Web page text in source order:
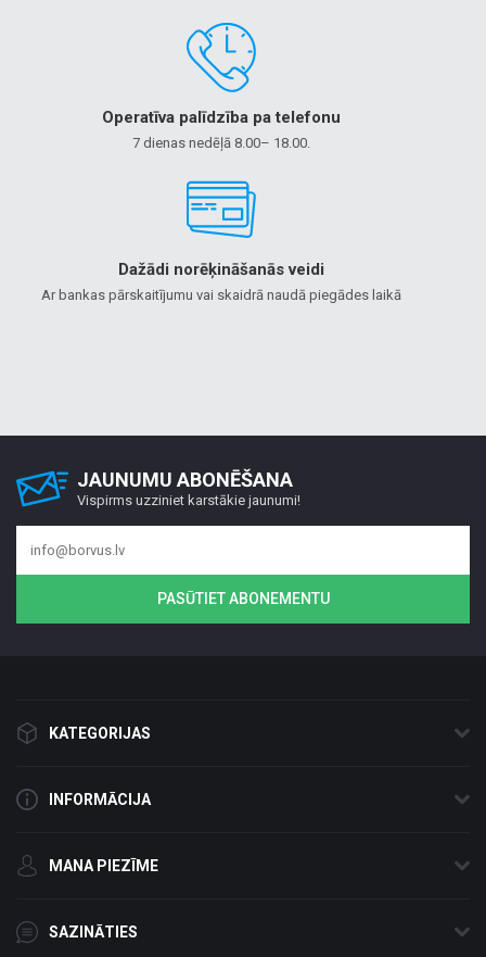
Operatīva palīdzība pa telefonu
7 dienas nedēļā 8.00– 18.00.
Dažādi norēķināšanās veidi
Ar bankas pārskaitījumu vai skaidrā naudā piegādes laikā
JAUNUMU ABONĒŠANA
Vispirms uzziniet karstākie jaunumi!
PASŪTIET ABONEMENTU
KATEGORIJAS
INFORMĀCIJA
MANA PIEZĪME
SAZINĀTIES